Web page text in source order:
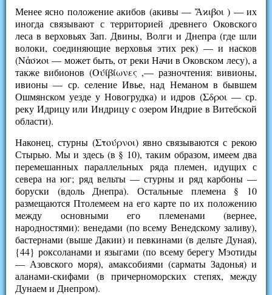
Менее ясно положение акибов (акивы — Ἄϰιβοι ) — их
иногда связывают с территорией древнего Оковского
леса в верховьях Зап. Двины, Волги и Днепра (где шли
волоки, соединяющие верховья этих рек) — и насков
(Νἀσϰοι — может быть, от реки Начи в Оковском лесу), а
также вибионов (Ούίβίωνες ,— разночтения: вивионы,
ивионы — ср. селение Ивье, над Неманом в бывшем
Ошмянском уезде у Новогрудка) и идров (Σδροι — ср.
реку Идрицу или Индрицу с озером Индрие в Витебской
области).
Наконец, стурны (Στούρνοι) явно связываются с рекою
Стырью. Мы и здесь (в § 10), таким образом, имеем два
перемешанных параллельных ряда племен, идущих с
севера на юг; ряд вельты — стурны и ряд карбоны —
боруски (вдоль Днепра). Остальные племена § 10
размещаются Птолемеем на его карте по их положению
между основными его племенами (вернее,
народностями): венедами (по всему Венедскому заливу),
бастернами (выше Дакии) и певкинами (в дельте Дуная),
{44} роксоланами и языгами (по всему берегу Мэотиды
— Азовского моря), амаксобиями (сарматы Задонья) и
аланами-скифами (в причерноморских степях, между
Дунаем и Днепром).